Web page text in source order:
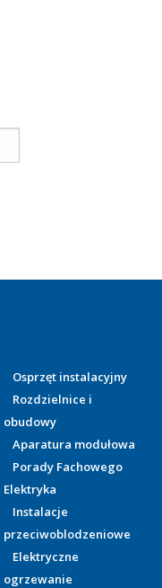
Osprzęt instalacyjny
Rozdzielnice i
obudowy
Aparatura modułowa
Porady Fachowego
Elektryka
Instalacje
przeciwoblodzeniowe
Elektryczne
ogrzewanie